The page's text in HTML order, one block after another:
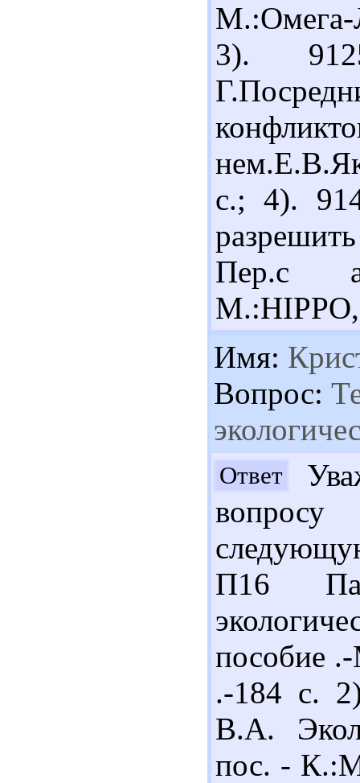
М.:Омега-
3).
с.; 4).
Пер.с
Имя:
Вопрос:
Ответ
П16
пособие
.-184 с.
В.А.
пос. -